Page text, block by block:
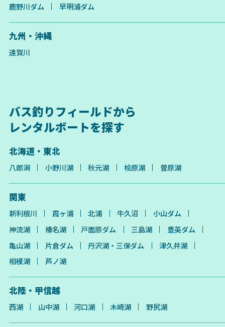
鹿野川ダム
早明浦ダム
九州・沖縄
遠賀川
バス釣りフィールドから
レンタルボートを探す
北海道・東北
八郎潟 小野川湖 秋元湖 桧原湖 曽原湖
関東
新利根川 霞ヶ浦 北浦 牛久沼
小山ダム
神流湖
榛名湖 戸面原ダム 三島湖
豊英ダム
亀山湖
片倉ダム 丹沢湖・三保ダム
津久井湖
相模湖
芦ノ湖
北陸・甲信越
西湖 山中湖 河口湖 木崎湖 野尻湖